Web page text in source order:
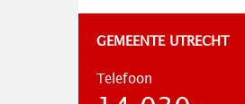
GEMEENTE UTRECHT
Telefoon